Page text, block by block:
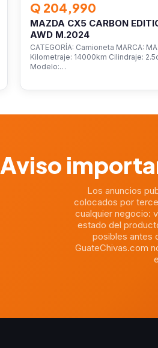
Q 204,990
MAZDA CX5 CARBON
AWD M.2024
CATEGORÍA: Camioneta MARCA:
Kilometraje: 14000km Cilindraje:
Modelo:…
Aviso
Los anuncios
colocados por
cualquier negocio:
estado del
posibles antes
GuateChivas.com